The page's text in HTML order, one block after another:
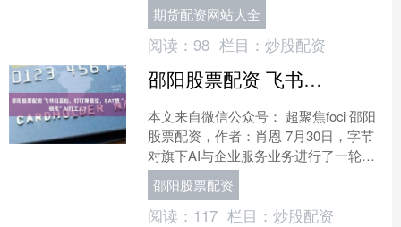
展示与应用推广中心采访时发现，这里
不仅向大众展示....
期货配资网站大全
阅读： 98 栏目： 炒股配资
邵阳股票配资 飞书归豆包，钉钉降悟空，BAT想“锁死”AI打工人？
本文来自微信公众号： 超聚焦foci 邵阳
股票配资，作者：肖恩 7月30日，字节
对旗下AI与企业服务业务进行了一轮重
大组织架构调整。 其中，飞书产品团队
与豆包产....
邵阳股票配资
阅读： 117 栏目： 炒股配资